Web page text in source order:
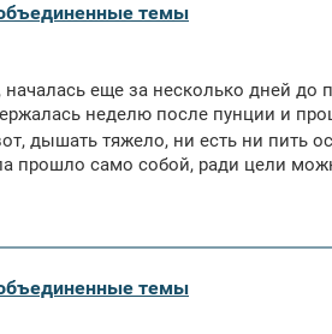
объединенные темы
еще за несколько дней
неделю после пунции и
дышать тяжело, ни есть ни пить
прошло само собой, ради цели
объединенные темы